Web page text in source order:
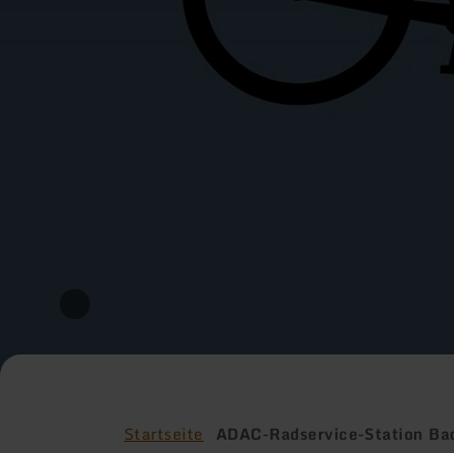
Startseite ADAC-Radservice-Station